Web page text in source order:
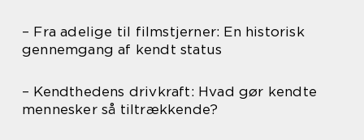
– Fra adelige til filmstjerner: En historisk
gennemgang af kendt status
– Kendthedens drivkraft: Hvad gør kendte
mennesker så tiltrækkende?